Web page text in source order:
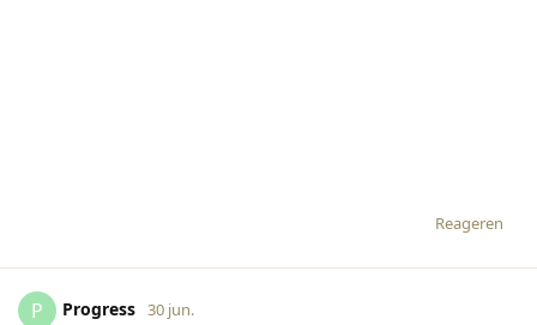
Reageren
P Progress 30 jun.